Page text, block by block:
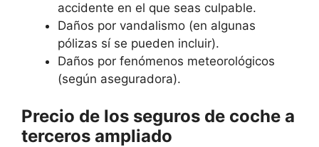
accidente en el que seas culpable.
Daños por vandalismo (en algunas
pólizas sí se pueden incluir).
Daños por fenómenos meteorológicos
(según aseguradora).
Precio de los seguros de coche a
terceros ampliado